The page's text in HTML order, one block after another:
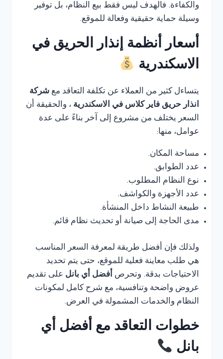
والكفاءة. فالهدف ليس فقط بيع النظام، بل توفير
وسيلة حماية حقيقية وفعالة للموقع.
أسعار أنظمة إنذار الحريق في
الاسكندرية
يتساءل كثير من العملاء عن تكلفة التعاقد مع شركة
انذار حريق فاير كلاس في الاسكندرية ، والحقيقة أن
السعر يختلف من مشروع إلى آخر بناءً على عدة
عوامل، منها:
مساحة المكان.
عدد الطوابق.
نوع النظام المطلوب.
عدد الأجهزة والكواشف.
طبيعة النشاط داخل المنشأة.
مدى الحاجة إلى صيانة أو تحديث نظام قائم.
ولذلك فإن أفضل طريقة لمعرفة السعر المناسب
هي طلب معاينة فعلية للموقع، حتى يتم تحديد
الاحتياجات بدقة. وتحرص أفضل أي بانل على تقديم
عروض واضحة وتنافسية، مع شرح كامل لمكونات
النظام والخدمات المشمولة في العرض.
خطوات التعاقد مع أفضل أي
بانل